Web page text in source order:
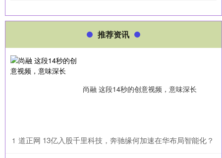
推荐资讯
尚融 这段14秒的创意视频，意味深长
1 ​道正网 13亿入股千里科技，奔驰缘何加速在华布局智能化？